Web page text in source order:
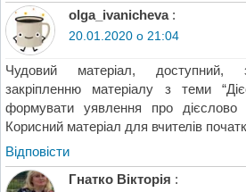
olga_ivanicheva :
20.01.2020 о 21:04
Чудовий матеріал, доступний,
закріпленню матеріалу з теми
формувати уявлення про
Корисний матеріал для вчителів
Відповіcти
Гнатко Вікторія :